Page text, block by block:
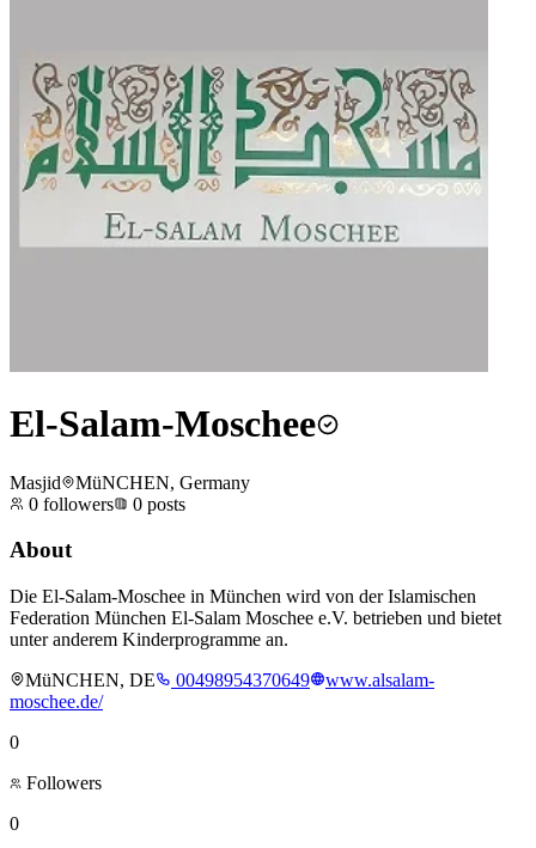
El-Salam-Moschee
Masjid
MüNCHEN, Germany
0 followers 0 posts
About
Die El-Salam-Moschee in München wird von der Islamischen
Federation München El-Salam Moschee e.V. betrieben und bietet
unter anderem Kinderprogramme an.
MüNCHEN, DE
00498954370649
www.alsalam-
moschee.de/
0
Followers
0